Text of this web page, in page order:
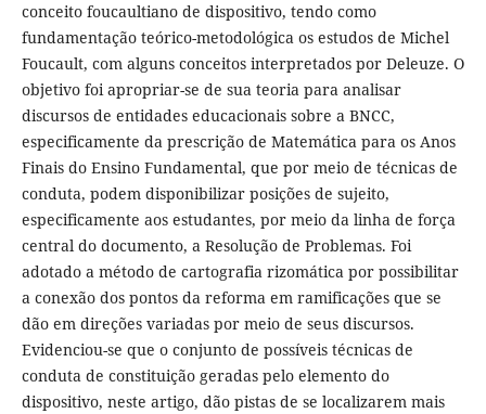
conceito foucaultiano de dispositivo, tendo como
fundamentação teórico-metodológica os estudos de Michel
Foucault, com alguns conceitos interpretados por Deleuze. O
objetivo foi apropriar-se de sua teoria para analisar
discursos de entidades educacionais sobre a BNCC,
especificamente da prescrição de Matemática para os Anos
Finais do Ensino Fundamental, que por meio de técnicas de
conduta, podem disponibilizar posições de sujeito,
especificamente aos estudantes, por meio da linha de força
central do documento, a Resolução de Problemas. Foi
adotado a método de cartografia rizomática por possibilitar
a conexão dos pontos da reforma em ramificações que se
dão em direções variadas por meio de seus discursos.
Evidenciou-se que o conjunto de possíveis técnicas de
conduta de constituição geradas pelo elemento do
dispositivo, neste artigo, dão pistas de se localizarem mais